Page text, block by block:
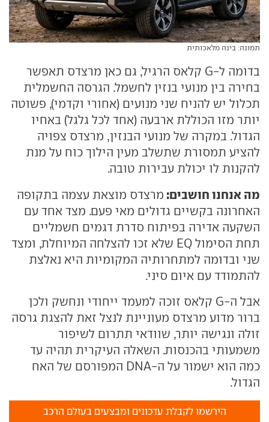
תמונה: בינה מלאכותית
בדומה ל-G קלאס הרגיל, גם כאן מרצדס תאפשר
בחירה בין מנועי בנזין לחשמל. הגרסה החשמלית
תכלול יש להניח שני מנועים (אחורי וקדמי), פשוטה
יותר מזו הכוללת ארבעה (אחד לכל גלגל) באחיו
הגדול. במקרה של מנועי הבנזין, מרצדס צפויה
להציע תמסורת שתשלב מעין הילוך כוח על מנת
להקנות לו יכולת עבירות טובה.
מה אנחנו חושבים: מרצדס מוצאת עצמה בתקופה
האחרונה בקשיים גדולים מאי פעם. מצד אחד עם
השקעה אדירה בפיתוח סדרת דגמים חשמליים
תחת הסימול EQ שלא זכו להצלחה המיוחלת, ומצד
שני ובדומה למתחרותיה המקומיות היא נאלצת
להתמודד עם איום סיני.
אבל ה-G קלאס זוכה למעמד ייחודי ונחשק ולכן
ברור מדוע מרצדס מעוניינת לנצל זאת להצגת גרסה
זולה ונגישה יותר, שוודאי תתרום לשיפור
משמעותי בהכנסות. השאלה העיקרית תהיה עד
כמה הוא ישמור על ה-DNA המפורסם של האח
הגדול.
הירשמו לקבלת עדכונים ומבצעים בעולם הרכב